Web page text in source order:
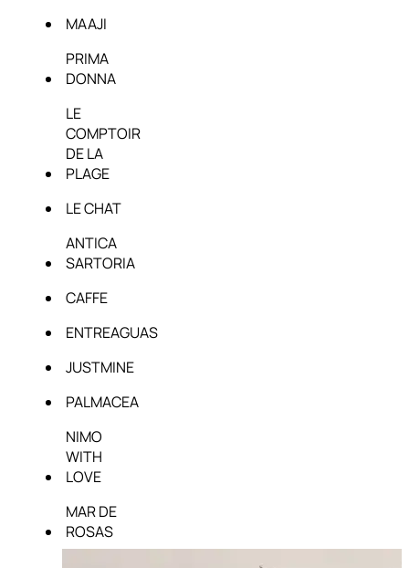
MAAJI
PRIMA
DONNA
LE
COMPTOIR
DE LA
PLAGE
LE CHAT
ANTICA
SARTORIA
CAFFE
ENTREAGUAS
JUSTMINE
PALMACEA
NIMO
WITH
LOVE
MAR DE
ROSAS